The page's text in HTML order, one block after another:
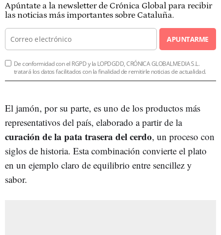
Apúntate a la newsletter de Crónica Global para recibir
las noticias más importantes sobre Cataluña.
APUNTARME
De conformidad con el RGPD y la LOPDGDD, CRÓNICA GLOBALMEDIA S.L.
tratará los datos facilitados con la finalidad de remitirle noticias de actualidad.
El jamón, por su parte, es uno de los productos más
representativos del país, elaborado a partir de la
curación de la pata trasera del cerdo, un proceso con
siglos de historia. Esta combinación convierte el plato
en un ejemplo claro de equilibrio entre sencillez y
sabor.